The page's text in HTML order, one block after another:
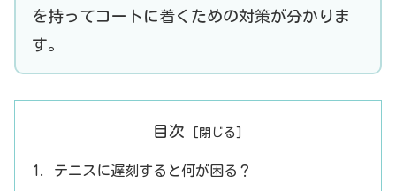
を持ってコートに着くための対策が分かりま
す。
目次
テニスに遅刻すると何が困る？